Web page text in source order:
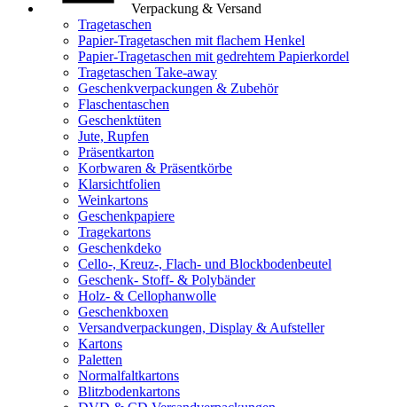
Verpackung & Versand
Tragetaschen
Papier-Tragetaschen mit flachem Henkel
Papier-Tragetaschen mit gedrehtem Papierkordel
Tragetaschen Take-away
Geschenkverpackungen & Zubehör
Flaschentaschen
Geschenktüten
Jute, Rupfen
Präsentkarton
Korbwaren & Präsentkörbe
Klarsichtfolien
Weinkartons
Geschenkpapiere
Tragekartons
Geschenkdeko
Cello-, Kreuz-, Flach- und Blockbodenbeutel
Geschenk- Stoff- & Polybänder
Holz- & Cellophanwolle
Geschenkboxen
Versandverpackungen, Display & Aufsteller
Kartons
Paletten
Normalfaltkartons
Blitzbodenkartons